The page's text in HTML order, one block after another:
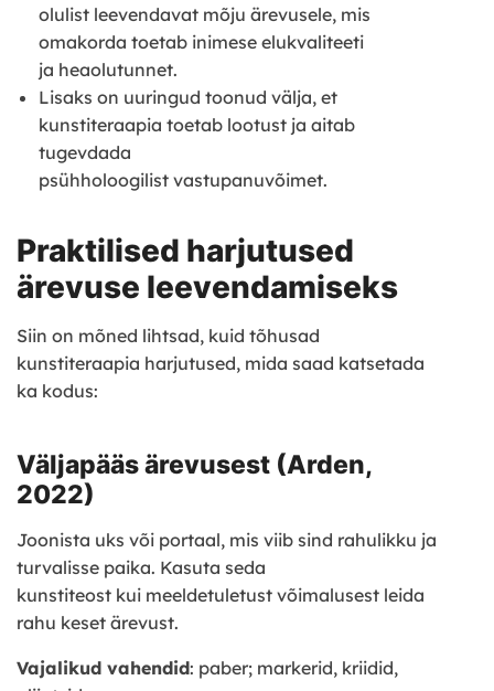
olulist leevendavat mõju ärevusele, mis
omakorda toetab inimese elukvaliteeti
ja heaolutunnet.
Lisaks on uuringud toonud välja, et
kunstiteraapia toetab lootust ja aitab
tugevdada
psühholoogilist vastupanuvõimet.
Praktilised harjutused
ärevuse leevendamiseks
Siin on mõned lihtsad, kuid tõhusad
kunstiteraapia harjutused, mida saad katsetada
ka kodus:
Väljapääs ärevusest (Arden,
2022)
Joonista uks või portaal, mis viib sind rahulikku ja
turvalisse paika. Kasuta seda
kunstiteost kui meeldetuletust võimalusest leida
rahu keset ärevust.
Vajalikud vahendid: paber; markerid, kriidid,